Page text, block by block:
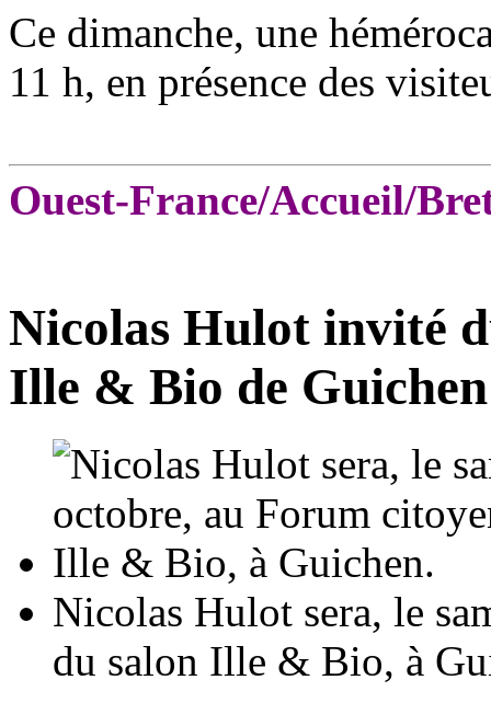
Ce dimanche, une
11 h, en présence des
Ouest-France/Accueil/
Nicolas Hulot invité
Ille & Bio de Guichen
Nicolas Hulot sera, le
du salon Ille & Bio, à